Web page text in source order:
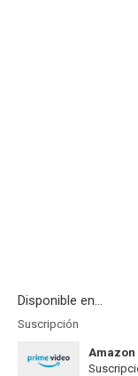
Disponible en...
Suscripción